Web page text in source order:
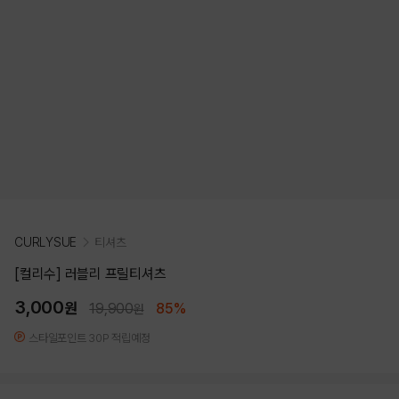
CURLYSUE 티셔츠
[컬리수] 러블리 프릴티셔츠
3,000원 19,900원 85%
스타일포인트 30P 적립예정